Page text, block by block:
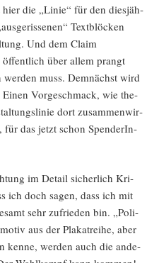
die „Linie“ für den dies­jäh­
Text­blö­cken
Und dem Cla­im
über allem prangt
muss. Dem­nächst wird
Einen Vor­ge­schmack, wie the­
dort zusam­men­wir­
für das jetzt schon Spen­de­rIn­
im Detail sicher­lich Kri­
ich doch sagen, dass ich mit
sehr zufrie­den bin. „Poli­
aus der Pla­kat­rei­he, aber
ken­ne, wer­den auch die ande­